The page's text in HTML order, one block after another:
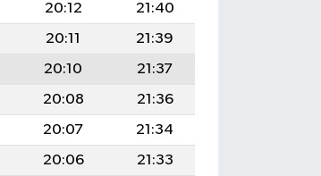
20:12
21:40
20:11
21:39
20:10
21:37
20:08
21:36
20:07
21:34
20:06
21:33